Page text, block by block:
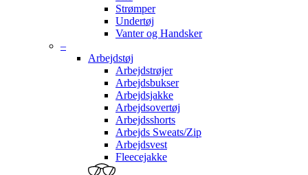
Strømper
Undertøj
Vanter og Handsker
–
Arbejdstøj
Arbejdstrøjer
Arbejdsbukser
Arbejdsjakke
Arbejdsovertøj
Arbejdsshorts
Arbejds Sweats/Zip
Arbejdsvest
Fleecejakke